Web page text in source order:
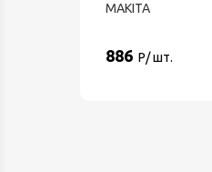
MAKITA
886 Р/ шт.